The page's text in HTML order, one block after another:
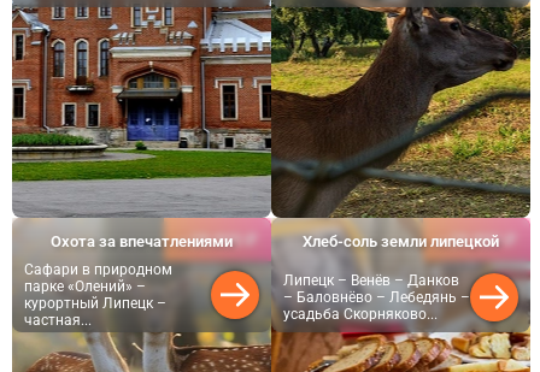
от28 900 ₽
Охота за впечатлениями
Сафари в природном
парке «Олений» –
курортный Липецк –
частная...
от29 900 ₽
Хлеб-соль земли липецкой
Липецк – Венёв – Данков
– Баловнёво – Лебедянь –
усадьба Скорняково...